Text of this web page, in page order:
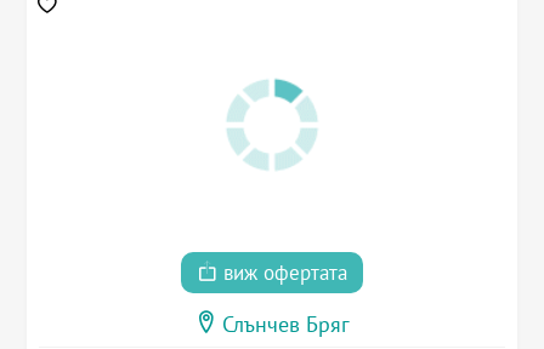
виж офертата
Слънчев Бряг